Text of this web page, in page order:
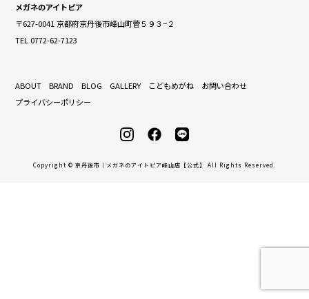
メガネのアイトピア
〒627-0041 京都府京丹後市峰山町菅５９３−２
TEL 0772-62-7123
ABOUT BRAND BLOG GALLERY こどもめがね
お問い合わせ
プライバシーポリシー
Copyright © 京丹後市｜メガネのアイトピア峰山店【公式】 All Rights Reserved.